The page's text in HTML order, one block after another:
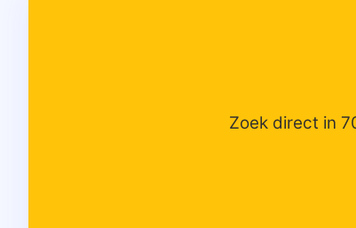
Zoek direct in